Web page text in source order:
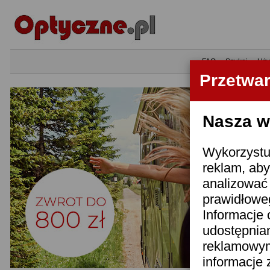
Nasza
reklam,
Informacje
informacje
•FAQ•Szukaj•